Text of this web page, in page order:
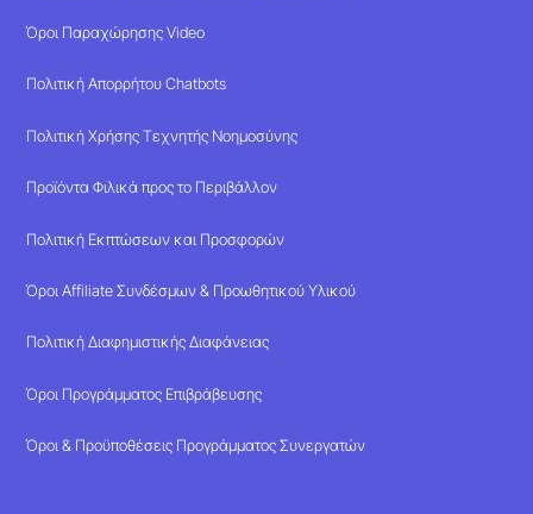
Όροι Παραχώρησης Video
Πολιτική Απορρήτου Chatbots
Πολιτική Χρήσης Τεχνητής Νοημοσύνης
Προϊόντα Φιλικά προς το Περιβάλλον
Πολιτική Εκπτώσεων και Προσφορών
Όροι Affiliate Συνδέσμων & Προωθητικού Υλικού
Πολιτική Διαφημιστικής Διαφάνειας
Όροι Προγράμματος Επιβράβευσης
Όροι & Προϋποθέσεις Προγράμματος Συνεργατών